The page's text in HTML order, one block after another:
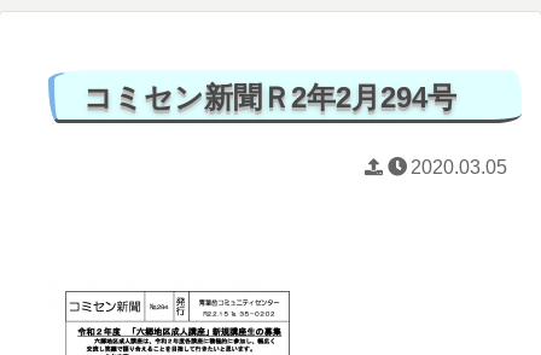
コミセン新聞Ｒ2年2月294号
2020.03.05